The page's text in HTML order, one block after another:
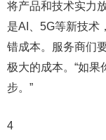
将产品和技术实力
是AI、5G等新技术
错成本。服务商们
极大的成本。“如
步。”
4